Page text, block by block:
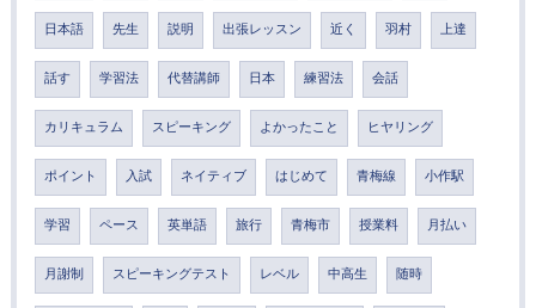
日本語 先生 説明 出張レッスン 近く 羽村 上達
話す 学習法 代替講師 日本 練習法 会話
カリキュラム スピーキング よかったこと ヒヤリング
ポイント 入試 ネイティブ はじめて 青梅線 小作駅
学習 ペース 英単語 旅行 青梅市 授業料 月払い
月謝制 スピーキングテスト レベル 中高生 随時